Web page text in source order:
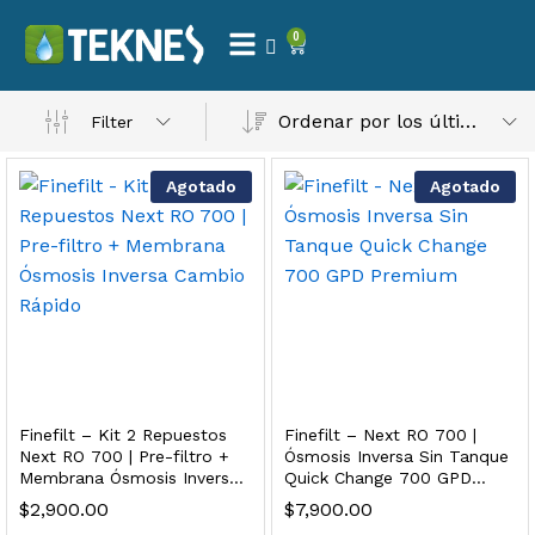
0
Filter Ordenar por los últimos
Agotado
Finefilt – Kit 2 Repuestos
Next RO 700 | Pre-filtro +
Membrana Ósmosis Inversa
Cambio Rápido
$2,900.00
Agotado
Finefilt – Next RO 700 |
Ósmosis Inversa Sin Tanque
Quick Change 700 GPD
Premium
$7,900.00
– Máxima Calidad En Filtración
3,900.00
al carrito
al carrito